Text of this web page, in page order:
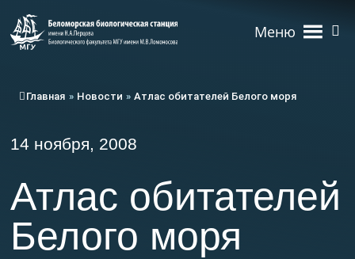
Меню
Главная » Новости » Атлас обитателей Белого моря
14 ноября, 2008
Атлас обитателей
Белого моря